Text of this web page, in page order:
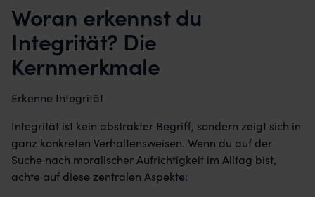
Woran erkennst du
Integrität? Die
Kernmerkmale
Erkenne Integrität
Integrität ist kein abstrakter Begriff, sondern zeigt sich in
ganz konkreten Verhaltensweisen. Wenn du auf der
Suche nach moralischer Aufrichtigkeit im Alltag bist,
achte auf diese zentralen Aspekte: